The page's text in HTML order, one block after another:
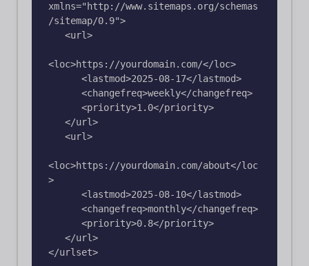
xmlns="http://www.sitemaps.org/schemas
/sitemap/0.9">
<loc>https://yourdomain.com/</loc>
<loc>https://yourdomain.com/about</loc
>